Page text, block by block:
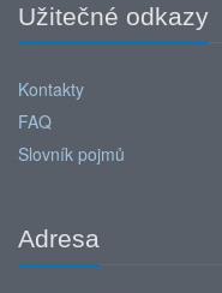
Užitečné odkazy
Kontakty
FAQ
Slovník pojmů
Adresa